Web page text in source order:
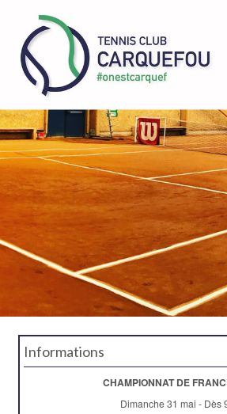
Informations
CHAMPIONNAT DE
Dimanche 31 mai - Dès